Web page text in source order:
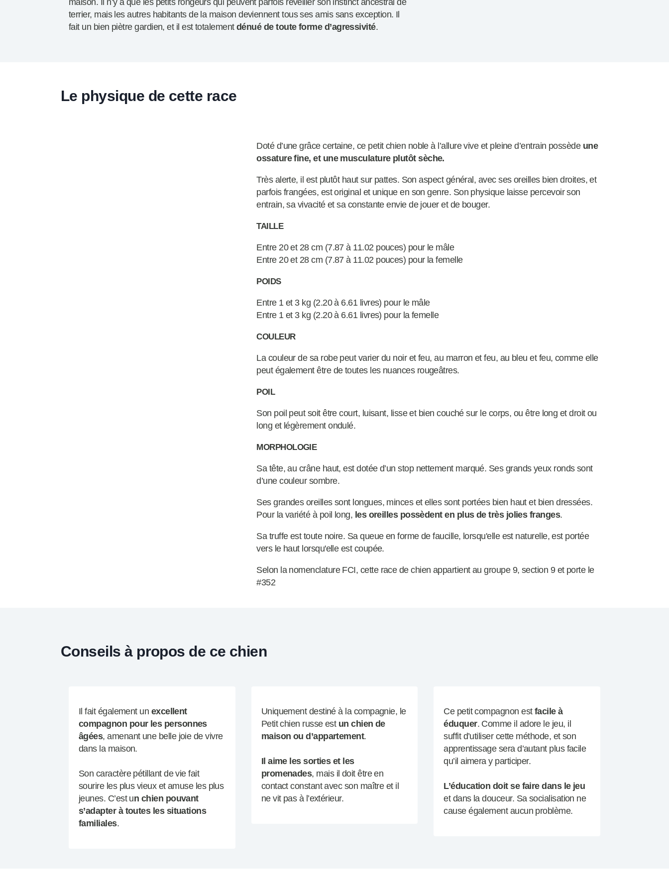
maison. Il n’y a que les petits rongeurs qui peuvent parfois réveiller son instinct ancestral de
terrier, mais les autres habitants de la maison deviennent tous ses amis sans exception. Il
fait un bien piètre gardien, et il est totalementdénué de toute forme d’agressivité.
Le physique de cette race
Doté d’une grâce certaine, ce petit chien noble à l’allure vive et pleine d’entrain possède une
ossature fine, et une musculature plutôt sèche.
Très alerte, il est plutôt haut sur pattes. Son aspect général, avec ses oreilles bien droites, et
parfois frangées, est original et unique en son genre. Son physique laisse percevoir son
entrain, sa vivacité et sa constante envie de jouer et de bouger.
TAILLE
Entre 20 et 28 cm (7.87 à 11.02 pouces) pour le mâle
Entre 20 et 28 cm (7.87 à 11.02 pouces) pour la femelle
POIDS
Entre 1 et 3 kg (2.20 à 6.61 livres) pour le mâle
Entre 1 et 3 kg (2.20 à 6.61 livres) pour la femelle
COULEUR
La couleur de sa robe peut varier du noir et feu, au marron et feu, au bleu et feu, comme elle
peut également être de toutes les nuances rougeâtres.
POIL
Son poil peut soit être court, luisant, lisse et bien couché sur le corps, ou être long et droit ou
long et légèrement ondulé.
MORPHOLOGIE
Sa tête, au crâne haut, est dotée d’un stop nettement marqué. Ses grands yeux ronds sont
d’une couleur sombre.
Ses grandes oreilles sont longues, minces et elles sont portées bien haut et bien dressées.
Pour la variété à poil long, les oreilles possèdent en plus de très jolies franges.
Sa truffe est toute noire. Sa queue en forme de faucille, lorsqu'elle est naturelle, est portée
vers le haut lorsqu'elle est coupée.
Selon la nomenclature FCI, cette race de chien appartient au groupe 9, section 9 et porte le
#352
Conseils à propos de ce chien
Il fait également un excellent
compagnon pour les personnes
âgées, amenant une belle joie de vivre
dans la maison.
Son caractère pétillant de vie fait
sourire les plus vieux et amuse les plus
jeunes. C’est un chien pouvant
s’adapter à toutes les situations
familiales.
Uniquement destiné à la compagnie, le
Petit chien russe est un chien de
maison ou d’appartement.
Il aime les sorties et les
promenades, mais il doit être en
contact constant avec son maître et il
ne vit pas à l’extérieur.
Ce petit compagnon estfacile à
éduquer. Comme il adore le jeu, il
suffit d’utiliser cette méthode, et son
apprentissage sera d’autant plus facile
qu’il aimera y participer.
L’éducation doit se faire dans le jeu
et dans la douceur. Sa socialisation ne
cause également aucun problème.